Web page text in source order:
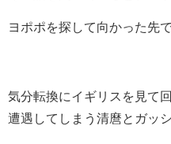
ヨポポを探して向かった先
気分転換にイギリスを見て
遭遇してしまう清麿とガッシ